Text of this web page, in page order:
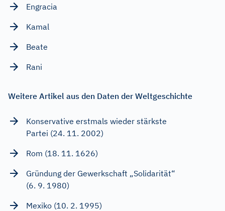
Engracia
Kamal
Beate
Rani
Weitere Artikel aus den Daten der Weltgeschichte
Konservative erstmals wieder stärkste
Partei (24. 11. 2002)
Rom (18. 11. 1626)
Gründung der Gewerkschaft „Solidarität“
(6. 9. 1980)
Mexiko (10. 2. 1995)